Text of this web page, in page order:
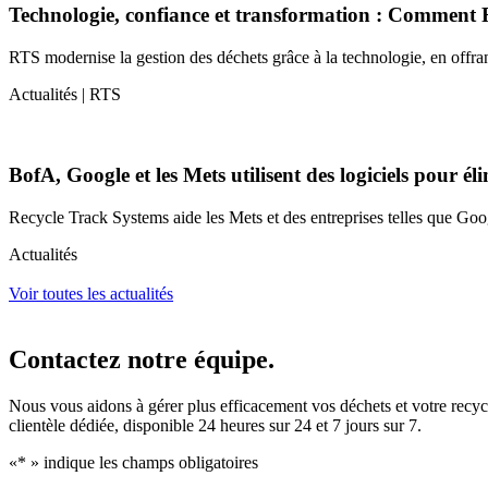
Technologie, confiance et transformation : Comment
RTS modernise la gestion des déchets grâce à la technologie, en
Actualités | RTS
BofA, Google et les Mets utilisent des logiciels pour
Recycle Track Systems aide les Mets et des entreprises telles que
Actualités
Voir toutes les actualités
Contactez notre équipe.
Nous vous aidons à gérer plus efficacement vos déchets et votre
clientèle dédiée, disponible 24 heures sur 24 et 7 jours sur 7.
«* » indique les champs obligatoires